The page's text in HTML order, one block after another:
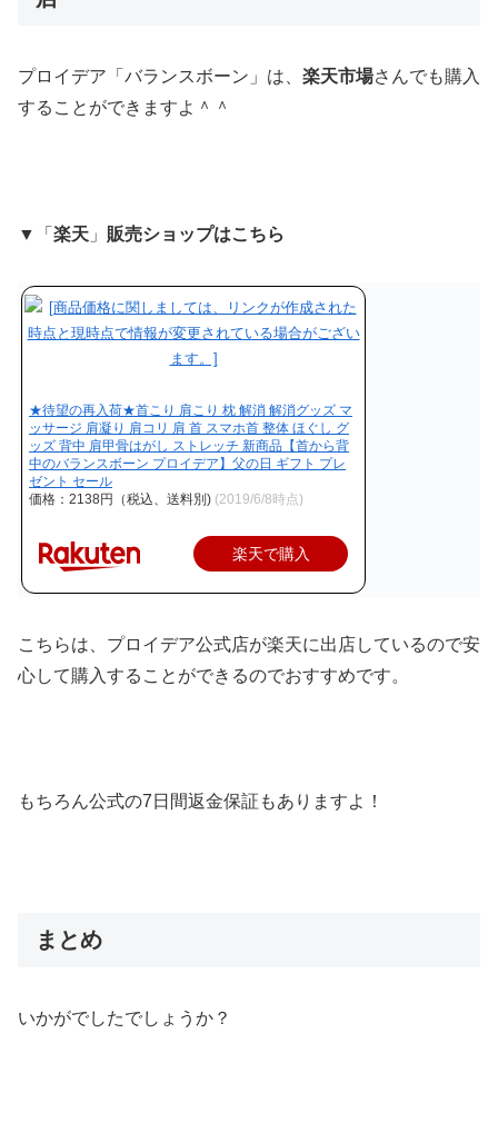
プロイデア「バランスボーン」は、 楽天市場さんでも購入
することができますよ＾＾
▼「 楽天 」 販売ショップはこちら
★待望の再入荷★首こり 肩こり 枕 解消 解消グッズ マ
ッサージ 肩凝り 肩コリ 肩 首 スマホ首 整体 ほぐし グ
ッズ 背中 肩甲骨はがし ストレッチ 新商品【首から背
中のバランスボーン プロイデア】父の日 ギフト プレ
ゼント セール
価格：2138円（税込、送料別) (2019/6/8時点)
楽天で購入
こちらは、プロイデア公式店が楽天に出店しているので安
心して購入することができるのでおすすめです。
もちろん公式の7日間返金保証もありますよ！
まとめ
いかがでしたでしょうか？